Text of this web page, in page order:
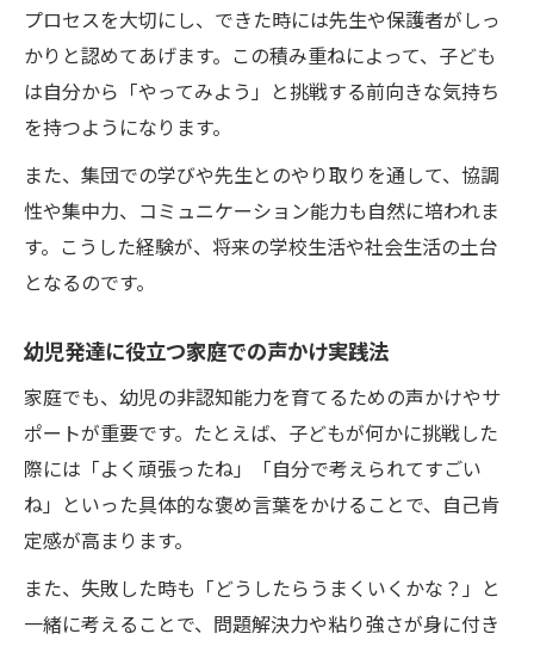
プロセスを大切にし、できた時には先生や保護者がしっ
かりと認めてあげます。この積み重ねによって、子ども
は自分から「やってみよう」と挑戦する前向きな気持ち
を持つようになります。
また、集団での学びや先生とのやり取りを通して、協調
性や集中力、コミュニケーション能力も自然に培われま
す。こうした経験が、将来の学校生活や社会生活の土台
となるのです。
幼児発達に役立つ家庭での声かけ実践法
家庭でも、幼児の非認知能力を育てるための声かけやサ
ポートが重要です。たとえば、子どもが何かに挑戦した
際には「よく頑張ったね」「自分で考えられてすごい
ね」といった具体的な褒め言葉をかけることで、自己肯
定感が高まります。
また、失敗した時も「どうしたらうまくいくかな？」と
一緒に考えることで、問題解決力や粘り強さが身に付き